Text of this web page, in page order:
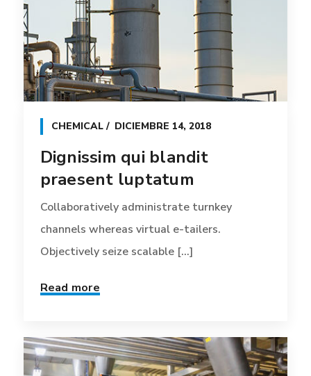
CHEMICAL DICIEMBRE 14, 2018
Dignissim qui blandit
praesent luptatum
Collaboratively administrate turnkey
channels whereas virtual e-tailers.
Objectively seize scalable [...]
Read more